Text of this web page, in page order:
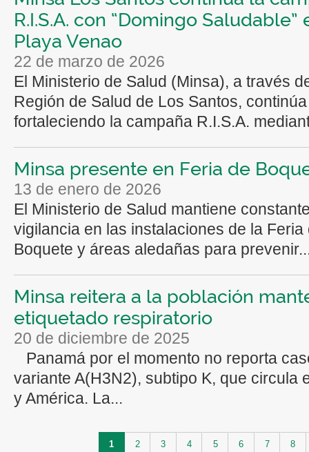
R.I.S.A. con “Domingo Saludable”
Playa Venao
22 de marzo de 2026
El Ministerio de Salud (Minsa), a través
Región de Salud de Los Santos, continúa
fortaleciendo la campaña R.I.S.A.
Minsa presente en Feria de
13 de enero de 2026
El Ministerio de Salud mantiene
vigilancia en las instalaciones de la Feria
Boquete y áreas aledañas para
Minsa reitera a la población
etiquetado respiratorio
20 de diciembre de 2025
Panamá por el momento no reporta
variante A(H3N2), subtipo K, que circula
y América. La...
1 2 3 4 5 6 7 8